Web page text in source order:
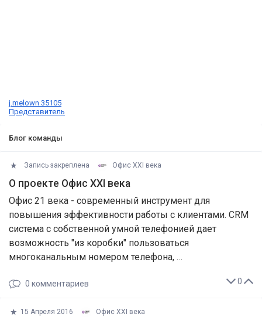
j.melown 35105
Представитель
Блог команды
Запись закреплена Офис XXI века
О проекте Офис XXI века
Офис 21 века - современный инструмент для
повышения эффективности работы с клиентами. CRM
система с собственной умной телефонией дает
возможность "из коробки" пользоваться
многоканальным номером телефона, …
0
0 комментариев
15 Апреля 2016 Офис XXI века